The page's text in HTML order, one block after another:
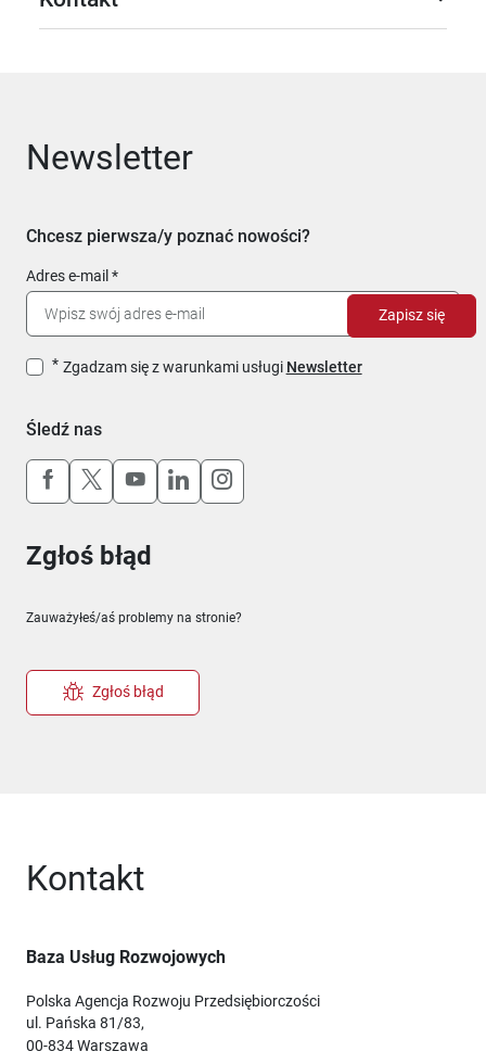
Newsletter
Chcesz pierwsza/y poznać nowości?
Adres e-mail
Zgadzam się z warunkami usługi Newsletter
Zapisz się
Śledź nas
Uwaga, link otworzy się w nowym oknie
Uwaga, link otworzy się w nowym oknie
Uwaga, link otworzy się w nowym
Uwaga, link otworzy się w
Uwaga, link otworzy się w
Zgłoś błąd
Zauważyłeś/aś problemy na stronie?
Zgłoś błąd
Kontakt
Baza Usług Rozwojowych
Polska Agencja Rozwoju Przedsiębiorczości
ul. Pańska 81/83,
00-834 Warszawa